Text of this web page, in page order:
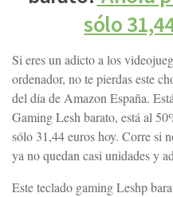
sólo
Si eres un adicto a los
ordenador, no te pierdas este
del día de Amazon España.
Gaming Lesh barato, está al
sólo 31,44 euros hoy. Corre si
ya no quedan casi unidades y
Este teclado gaming Leshp